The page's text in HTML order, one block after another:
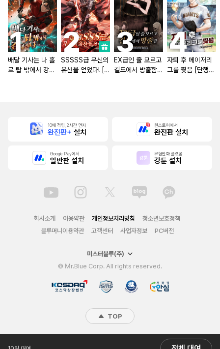
배달 기사는 나 홀
로 탑 밖에서 강해
SSSSS급 무신의
유산을 얻었다! [단
EX급인 줄 모르고
길드에서 방출함
자퇴 후 메이저리
그를 찢음 [단행
10배 적립, 2시간 먼저
완전판+ 설치
원스토어에서
완전판 설치
Google Play에서
일반판 설치
무협만화 플랫폼
강툰 설치
회사소개 이용약관 개인정보처리방침
청소년보호정책
블루머니이용약관
고객센터 사업자정보 PC버전
미스터블루(주)
© Mr.Blue Corp. All rights reserved.
TOP